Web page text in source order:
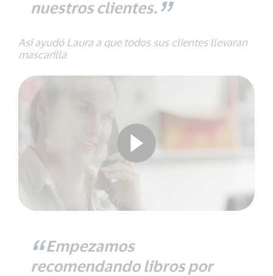
nuestros clientes.
Así ayudó Laura a que todos sus clientes llevaran
mascarilla
Empezamos
recomendando libros por